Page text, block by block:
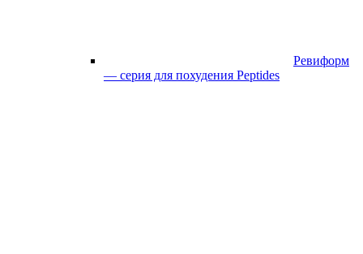
Ревиформ
— серия для похудения Peptides